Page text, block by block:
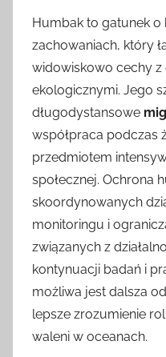
Humbak to gatunek o
zachowaniach, który
widowiskowo cechy
ekologicznymi. Jego
długodystansowe
współpraca podczas
przedmiotem
społecznej. Ochrona
skoordynowanych
monitoringu i
związanych z
kontynuacji badań i
możliwa jest dalsza
lepsze zrozumienie
waleni w oceanach.